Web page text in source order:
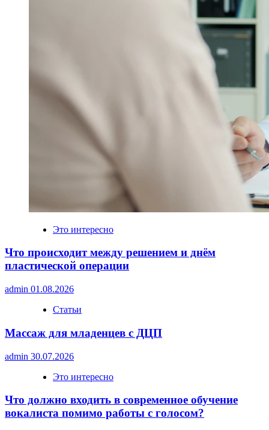
Это интересно
Что происходит между решением и днём
пластической операции
admin 01.08.2026
Статьи
Массаж для младенцев с ДЦП
admin 30.07.2026
Это интересно
Что должно входить в современное обучение
вокалиста помимо работы с голосом?